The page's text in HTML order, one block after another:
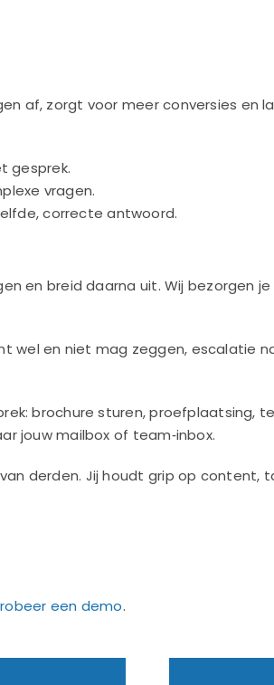
af, zorgt voor meer conversies en
gesprek.
vragen.
correcte antwoord.
en breid daarna uit. Wij bezorgen
wel en niet mag zeggen, escalatie
brochure sturen, proefplaatsing,
jouw mailbox of team‑inbox.
derden. Jij houdt grip op content,
een demo.